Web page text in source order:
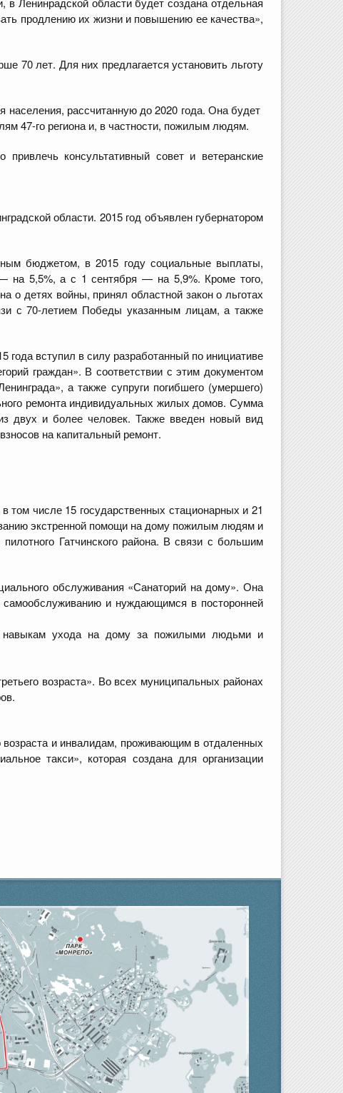
продлению их жизни и повышению ее качества»,
70 лет. Для них предлагается установить льготу
населения, рассчитанную до 2020 года. Она будет
47-го региона и, в частности, пожилым людям.
консультативный совет и ветеранские
области. 2015 год объявлен губернатором
бюджетом, в 2015 году социальные выплаты,
на 5,5%, а с 1 сентября — на 5,9%. Кроме того,
о детях войны, принял областной закон о льготах
с 70-летием Победы указанным лицам, а также
вступил в силу разработанный по инициативе
граждан». В соответствии с этим документом
а также супруги погибшего (умершего)
ремонта индивидуальных жилых домов. Сумма
двух и более человек. Также введен новый вид
на капитальный ремонт.
том числе 15 государственных стационарных и 21
экстренной помощи на дому пожилым людям и
Гатчинского района. В связи с большим
обслуживания «Санаторий на дому». Она
самообслуживанию и нуждающимся в посторонней
навыкам ухода на дому за пожилыми людьми и
возраста». Во всех муниципальных районах
и инвалидам, проживающим в отдаленных
такси», которая создана для организации